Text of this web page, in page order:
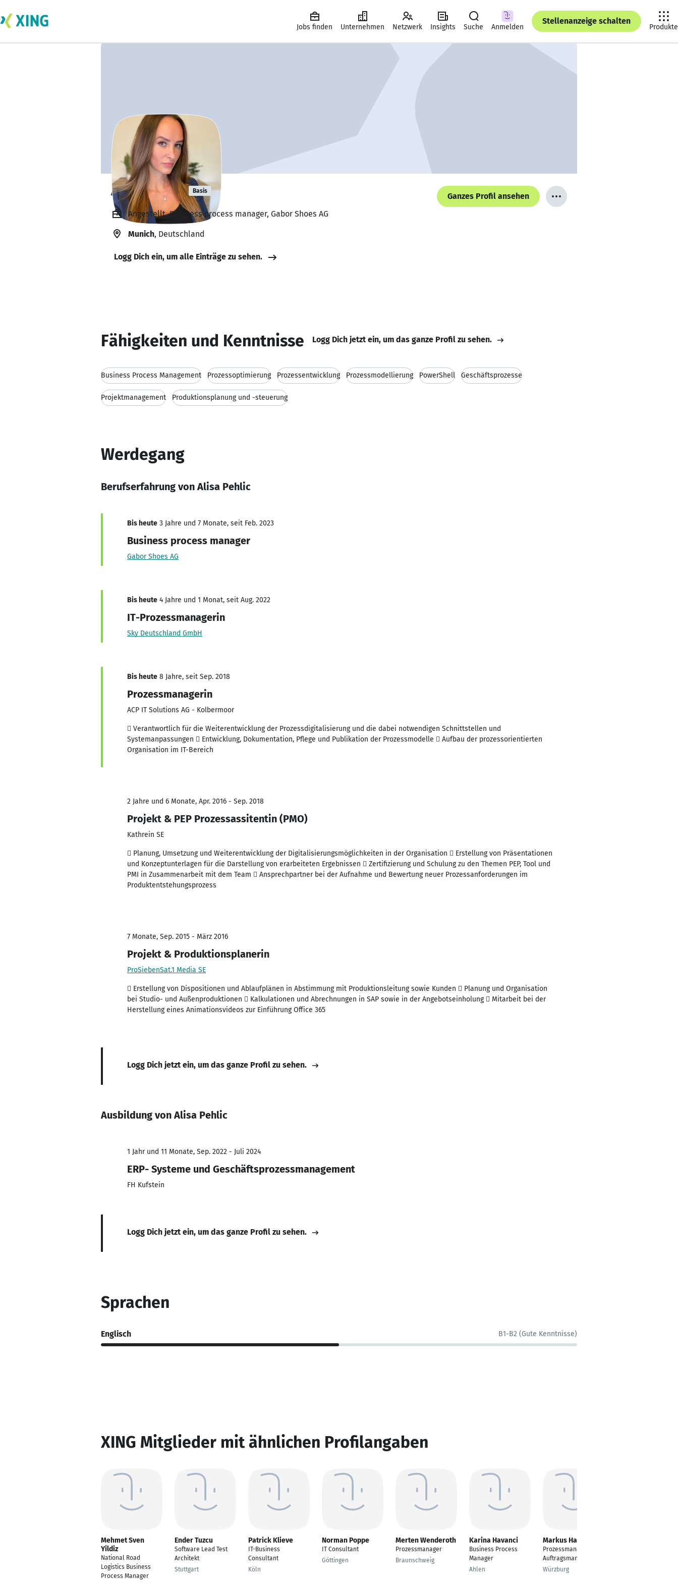
Jobs finden Unternehmen Netzwerk Insights Suche Anmelden
Stellenanzeige schalten
Produkte
Alisa Pehlic Basis
Ganzes Profil ansehen
Angestellt, Business process manager, Gabor Shoes AG
Munich, Deutschland
Logg Dich ein, um alle Einträge zu sehen.
Fähigkeiten und Kenntnisse Logg Dich jetzt ein, um das ganze Profil zu sehen.
Business Process Management Prozessoptimierung Prozessentwicklung Prozessmodellierung PowerShell Geschäftsprozesse
Projektmanagement Produktionsplanung und -steuerung
Werdegang
Berufserfahrung von Alisa Pehlic
Bis heute 3 Jahre und 7 Monate, seit Feb. 2023
Business process manager
Gabor Shoes AG
Bis heute 4 Jahre und 1 Monat, seit Aug. 2022
IT-Prozessmanagerin
Sky Deutschland GmbH
Bis heute 8 Jahre, seit Sep. 2018
Prozessmanagerin
ACP IT Solutions AG - Kolbermoor
 Verantwortlich für die Weiterentwicklung der Prozessdigitalisierung und die dabei notwendigen Schnittstellen und
Systemanpassungen  Entwicklung, Dokumentation, Pflege und Publikation der Prozessmodelle  Aufbau der prozessorientierten
Organisation im IT-Bereich
2 Jahre und 6 Monate, Apr. 2016 - Sep. 2018
Projekt & PEP Prozessassitentin (PMO)
Kathrein SE
 Planung, Umsetzung und Weiterentwicklung der Digitalisierungsmöglichkeiten in der Organisation  Erstellung von Präsentationen
und Konzeptunterlagen für die Darstellung von erarbeiteten Ergebnissen  Zertifizierung und Schulung zu den Themen PEP, Tool und
PMI in Zusammenarbeit mit dem Team  Ansprechpartner bei der Aufnahme und Bewertung neuer Prozessanforderungen im
Produktentstehungsprozess
7 Monate, Sep. 2015 - März 2016
Projekt & Produktionsplanerin
ProSiebenSat.1 Media SE
 Erstellung von Dispositionen und Ablaufplänen in Abstimmung mit Produktionsleitung sowie Kunden  Planung und Organisation
bei Studio- und Außenproduktionen  Kalkulationen und Abrechnungen in SAP sowie in der Angebotseinholung  Mitarbeit bei der
Herstellung eines Animationsvideos zur Einführung Office 365
Logg Dich jetzt ein, um das ganze Profil zu sehen.
Ausbildung von Alisa Pehlic
1 Jahr und 11 Monate, Sep. 2022 - Juli 2024
ERP- Systeme und Geschäftsprozessmanagement
FH Kufstein
Logg Dich jetzt ein, um das ganze Profil zu sehen.
Sprachen
Englisch B1-B2 (Gute Kenntnisse)
XING Mitglieder mit ähnlichen Profilangaben
Mehmet Sven
Yildiz
National Road
Logistics Business
Process Manager
Ender Tuzcu
Software Lead Test
Architekt
Stuttgart
Patrick Klieve
IT-Business
Consultant
Köln
Norman Poppe
IT Consultant
Göttingen
Merten Wenderoth
Prozessmanager
Braunschweig
Karina Havanci
Business Process
Manager
Ahlen
Markus Hascher
Prozessmanager -
Auftragsmanagement
Würzburg